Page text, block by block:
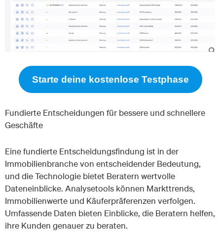
Starte deine kostenlose Testphase
Fundierte Entscheidungen für bessere und schnellere
Geschäfte
Eine fundierte Entscheidungsfindung ist in der
Immobilienbranche von entscheidender Bedeutung,
und die Technologie bietet Beratern wertvolle
Dateneinblicke. Analysetools können Markttrends,
Immobilienwerte und Käuferpräferenzen verfolgen.
Umfassende Daten bieten Einblicke, die Beratern helfen,
ihre Kunden genauer zu beraten.